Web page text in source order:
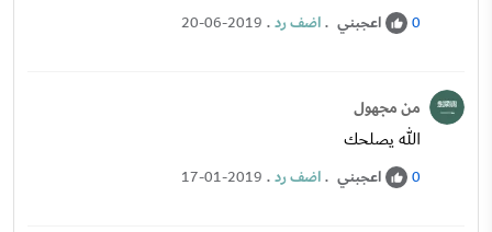
0 اعجبني .اضف رد.
20-06-2019
من مجهول
الله يصلحك
0 اعجبني .اضف رد.
17-01-2019